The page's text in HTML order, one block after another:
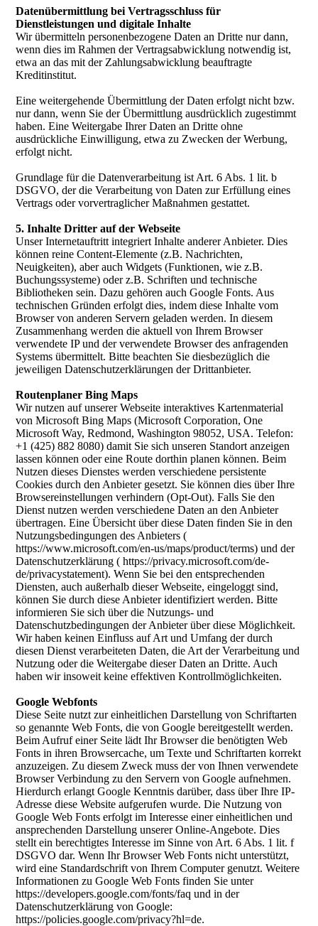
Datenübermittlung bei Vertragsschluss für
Dienstleistungen und digitale Inhalte
Wir übermitteln personenbezogene Daten an Dritte nur dann,
wenn dies im Rahmen der Vertragsabwicklung notwendig ist,
etwa an das mit der Zahlungsabwicklung beauftragte
Kreditinstitut.
Eine weitergehende Übermittlung der Daten erfolgt nicht bzw.
nur dann, wenn Sie der Übermittlung ausdrücklich zugestimmt
haben. Eine Weitergabe Ihrer Daten an Dritte ohne
ausdrückliche Einwilligung, etwa zu Zwecken der Werbung,
erfolgt nicht.
Grundlage für die Datenverarbeitung ist Art. 6 Abs. 1 lit. b
DSGVO, der die Verarbeitung von Daten zur Erfüllung eines
Vertrags oder vorvertraglicher Maßnahmen gestattet.
5. Inhalte Dritter auf der Webseite
Unser Internetauftritt integriert Inhalte anderer Anbieter. Dies
können reine Content-Elemente (z.B. Nachrichten,
Neuigkeiten), aber auch Widgets (Funktionen, wie z.B.
Buchungssysteme) oder z.B. Schriften und technische
Bibliotheken sein. Dazu gehören auch Google Fonts. Aus
technischen Gründen erfolgt dies, indem diese Inhalte vom
Browser von anderen Servern geladen werden. In diesem
Zusammenhang werden die aktuell von Ihrem Browser
verwendete IP und der verwendete Browser des anfragenden
Systems übermittelt. Bitte beachten Sie diesbezüglich die
jeweiligen Datenschutzerklärungen der Drittanbieter.
Routenplaner Bing Maps
Wir nutzen auf unserer Webseite interaktives Kartenmaterial
von Microsoft Bing Maps (Microsoft Corporation, One
Microsoft Way, Redmond, Washington 98052, USA. Telefon:
+1 (425) 882 8080) damit Sie sich unseren Standort anzeigen
lassen können oder eine Route dorthin planen können. Beim
Nutzen dieses Dienstes werden verschiedene persistente
Cookies durch den Anbieter gesetzt. Sie können dies über Ihre
Browsereinstellungen verhindern (Opt-Out). Falls Sie den
Dienst nutzen werden verschiedene Daten an den Anbieter
übertragen. Eine Übersicht über diese Daten finden Sie in den
Nutzungsbedingungen des Anbieters (
https://www.microsoft.com/en-us/maps/product/terms) und der
Datenschutzerklärung ( https://privacy.microsoft.com/de-
de/privacystatement). Wenn Sie bei den entsprechenden
Diensten, auch außerhalb dieser Webseite, eingeloggt sind,
können Sie durch diese Anbieter identifiziert werden. Bitte
informieren Sie sich über die Nutzungs- und
Datenschutzbedingungen der Anbieter über diese Möglichkeit.
Wir haben keinen Einfluss auf Art und Umfang der durch
diesen Dienst verarbeiteten Daten, die Art der Verarbeitung und
Nutzung oder die Weitergabe dieser Daten an Dritte. Auch
haben wir insoweit keine effektiven Kontrollmöglichkeiten.
Google Webfonts
Diese Seite nutzt zur einheitlichen Darstellung von Schriftarten
so genannte Web Fonts, die von Google bereitgestellt werden.
Beim Aufruf einer Seite lädt Ihr Browser die benötigten Web
Fonts in ihren Browsercache, um Texte und Schriftarten korrekt
anzuzeigen. Zu diesem Zweck muss der von Ihnen verwendete
Browser Verbindung zu den Servern von Google aufnehmen.
Hierdurch erlangt Google Kenntnis darüber, dass über Ihre IP-
Adresse diese Website aufgerufen wurde. Die Nutzung von
Google Web Fonts erfolgt im Interesse einer einheitlichen und
ansprechenden Darstellung unserer Online-Angebote. Dies
stellt ein berechtigtes Interesse im Sinne von Art. 6 Abs. 1 lit. f
DSGVO dar. Wenn Ihr Browser Web Fonts nicht unterstützt,
wird eine Standardschrift von Ihrem Computer genutzt. Weitere
Informationen zu Google Web Fonts finden Sie unter
https://developers.google.com/fonts/faq und in der
Datenschutzerklärung von Google:
https://policies.google.com/privacy?hl=de.